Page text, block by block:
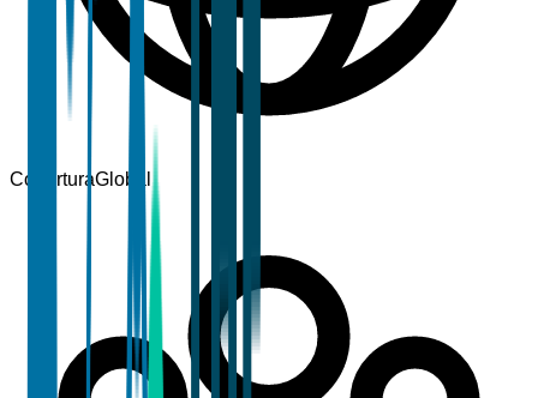
CoberturaGlobal